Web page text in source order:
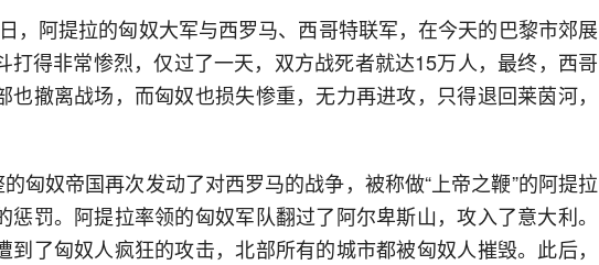
，阿提拉的匈奴大军与西罗马、西哥特联军，在今天的巴黎市郊展
打得非常惨烈，仅过了一天，双方战死者就达15万人，最终，西哥
也撤离战场，而匈奴也损失惨重，无力再进攻，只得退回莱茵河，
匈奴帝国再次发动了对西罗马的战争，被称做“上帝之鞭”的阿提拉
惩罚。阿提拉率领的匈奴军队翻过了阿尔卑斯山，攻入了意大利。
到了匈奴人疯狂的攻击，北部所有的城市都被匈奴人摧毁。此后，